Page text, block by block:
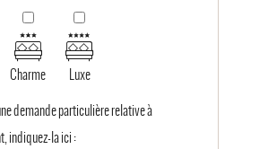
Charme
Luxe
demande particulière relative à
indiquez-la ici :